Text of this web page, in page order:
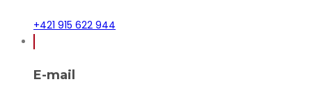
+421 915 622 944
E-mail